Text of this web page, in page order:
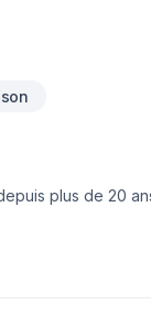
plus de 20
l'érosion